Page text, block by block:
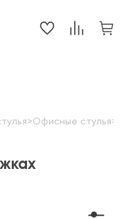
>Офисные стулья>